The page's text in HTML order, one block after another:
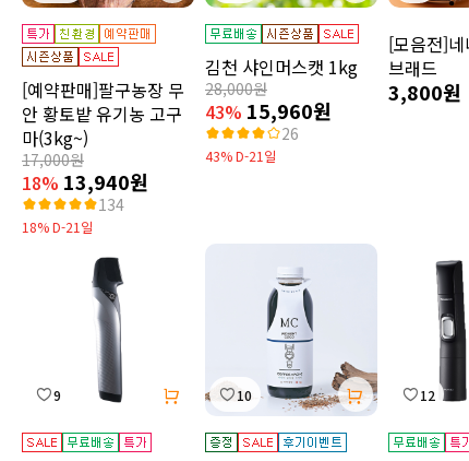
[예약판매]팔구농장 무
안 황토밭 유기농 고구
마(3kg~)
17,000원
18% 13,940원
134
18% D-21일
김천 샤인머스캣 1kg
28,000원
43% 15,960원
26
43% D-21일
[모음전]
브래드
3,800원
9 10 12